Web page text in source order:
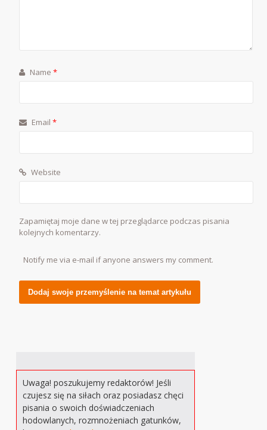
Name*
Email*
Website
Zapamiętaj moje dane w tej przeglądarce podczas pisania
kolejnych komentarzy.
Notify me via e-mail if anyone answers my comment.
Uwaga! poszukujemy redaktorów! Jeśli
czujesz się na siłach oraz posiadasz chęci
pisania o swoich doświadczeniach
hodowlanych, rozmnożeniach gatunków,